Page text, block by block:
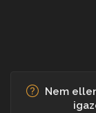
Nem